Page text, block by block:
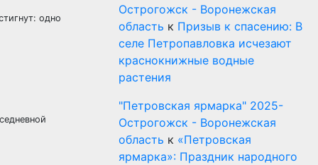
одно
Острогожск - Воронежская
область к Призыв к спасению: В
селе Петропавловка исчезают
краснокнижные водные
растения
"Петровская ярмарка" 2025-
Острогожск - Воронежская
область к «Петровская
ярмарка»: Праздник народного